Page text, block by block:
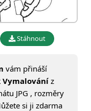
Stáhnout
vám přináší
Vymalováníz
JPG , rozměry
si ji zdarma